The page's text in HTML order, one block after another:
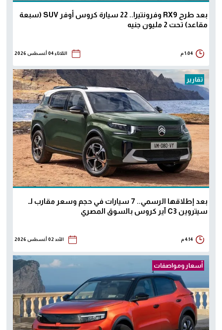
بعد طرح RX9 وفرونتيرا.. 22 سيارة كروس أوفر SUV (سبعة
مقاعد) تحت 2 مليون جنيه
1:04 م الثلاثاء 04 أغسطس 2026
تقارير
بعد إطلاقها الرسمي.. 7 سيارات في حجم وسعر مقارب لـ
سيتروين C3 آير كروس بالسوق المصري
4:14 م الأحد 02 أغسطس 2026
أسعار ومواصفات